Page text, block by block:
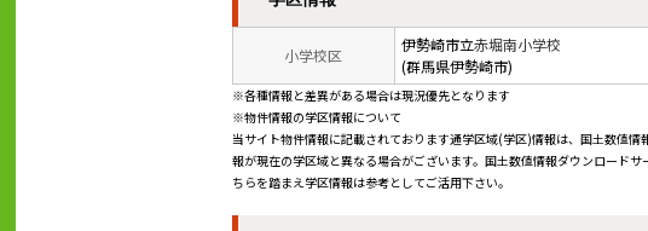
小学校区
伊勢崎市立赤堀南小学校
(群馬県伊勢崎市)
※各種情報と差異がある場合は現況優先となります
※物件情報の学区情報について
当サイト物件情報に記載されております通学区域(学区)情報は、国土数値
報が現在の学区域と異なる場合がございます。国土数値情報ダウンロード
ちらを踏まえ学区情報は参考としてご活用下さい。